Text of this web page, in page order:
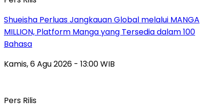
Shueisha Perluas Jangkauan Global melalui MANGA
MILLION, Platform Manga yang Tersedia dalam 100
Bahasa
Kamis, 6 Agu 2026 - 13:00 WIB
Pers Rilis